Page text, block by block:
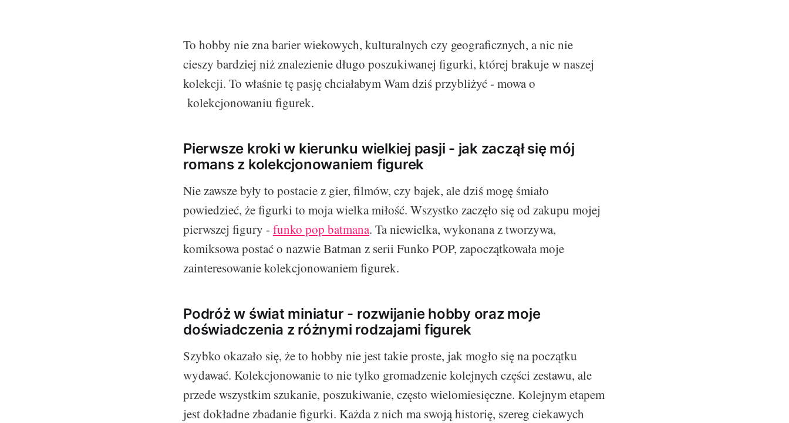
To hobby nie zna barier wiekowych, kulturalnych czy geograficznych, a nic nie
cieszy bardziej niż znalezienie długo poszukiwanej figurki, której brakuje w naszej
kolekcji. To właśnie tę pasję chciałabym Wam dziś przybliżyć - mowa o
kolekcjonowaniu figurek.
Pierwsze kroki w kierunku wielkiej pasji - jak zaczął się mój
romans z kolekcjonowaniem figurek
Nie zawsze były to postacie z gier, filmów, czy bajek, ale dziś mogę śmiało
powiedzieć, że figurki to moja wielka miłość. Wszystko zaczęło się od zakupu mojej
pierwszej figury - funko pop batmana. Ta niewielka, wykonana z tworzywa,
komiksowa postać o nazwie Batman z serii Funko POP, zapoczątkowała moje
zainteresowanie kolekcjonowaniem figurek.
Podróż w świat miniatur - rozwijanie hobby oraz moje
doświadczenia z różnymi rodzajami figurek
Szybko okazało się, że to hobby nie jest takie proste, jak mogło się na początku
wydawać. Kolekcjonowanie to nie tylko gromadzenie kolejnych części zestawu, ale
przede wszystkim szukanie, poszukiwanie, często wielomiesięczne. Kolejnym etapem
jest dokładne zbadanie figurki. Każda z nich ma swoją historię, szereg ciekawych